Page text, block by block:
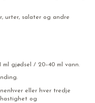
urter, salater og andre
ml gjødsel / 20–40 ml vann.
eller hver tredje
og